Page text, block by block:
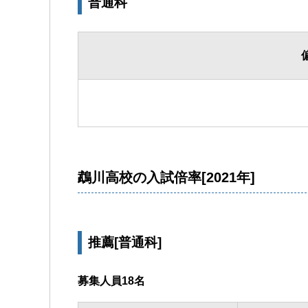
鵡川高校の入試倍率[2021年]
推薦[普通科]
募集人員18名